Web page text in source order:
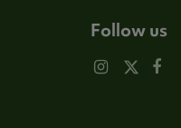
Follow us